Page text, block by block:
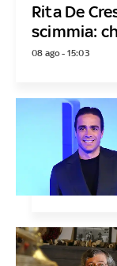
Rita De
scimmia:
08 ago - 15:03